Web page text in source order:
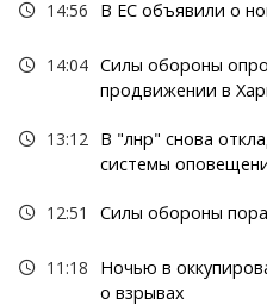
14:56 В ЕС объявили о
14:04 Силы обороны
продвижении в
13:12 В "лнр" снова
системы
12:51 Силы обороны
11:18
Ночью в
о взрывах